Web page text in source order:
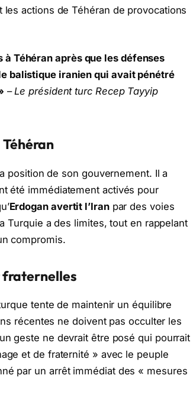
actions de Téhéran de provocations
Téhéran après que les défenses
balistique iranien qui avait pénétré
–Le président turc Recep Tayyip
position de son gouvernement. Il a
été immédiatement activés pour
Erdogan avertit l’Iranpar des voies
Turquie a des limites, tout en rappelant
compromis.
fraternelles
tente de maintenir un équilibre
récentes ne doivent pas occulter les
geste ne devrait être posé qui pourrait
et de fraternité » avec le peuple
par un arrêt immédiat des « mesures